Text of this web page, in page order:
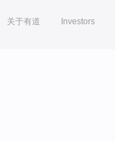
关于有道 Investors